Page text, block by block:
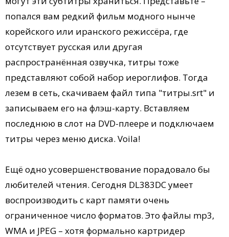
попался вам редкий фильм модного нынче
корейского или иранского режиссёра, где
отсутствует русская или другая
распространённая озвучка, титры тоже
представляют собой набор иероглифов. Тогда
лезем в сеть, скачиваем файл типа "титры.srt" и
записываем его на флэш-карту. Вставляем
последнюю в слот на DVD-плеере и подключаем
титры через меню диска. Voila!
Ещё одно усовершенствование порадовало бы
любителей чтения. Сегодня DL383DC умеет
воспроизводить с карт памяти очень
ограниченное число форматов. Это файлы mp3,
WMA и JPEG – хотя формально картридер